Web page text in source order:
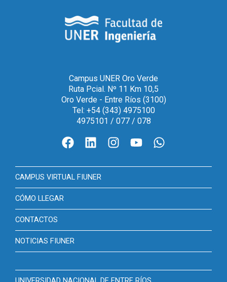
Campus UNER Oro Verde
Ruta Pcial. Nº 11 Km 10,5
Oro Verde - Entre Ríos (3100)
Tel: +54 (343) 4975100
4975101 / 077 / 078
CAMPUS VIRTUAL FIUNER
CÓMO LLEGAR
CONTACTOS
NOTICIAS FIUNER